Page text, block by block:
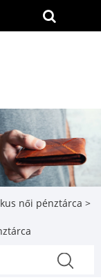
női pénztárca >